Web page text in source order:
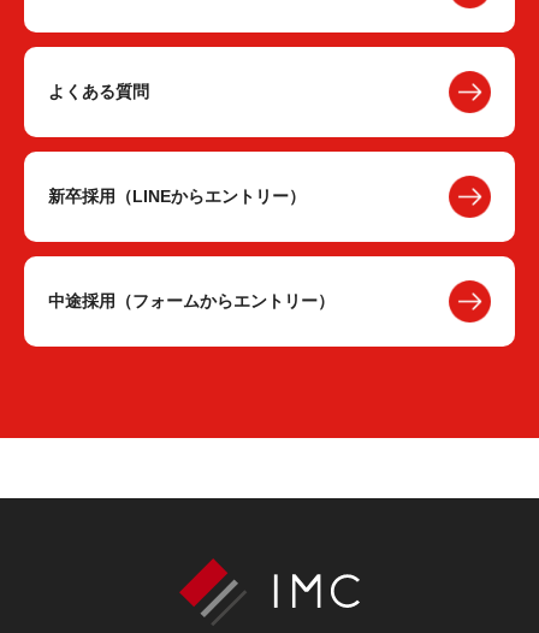
よくある質問
新卒採用（LINEからエントリー）
中途採用（フォームからエントリー）